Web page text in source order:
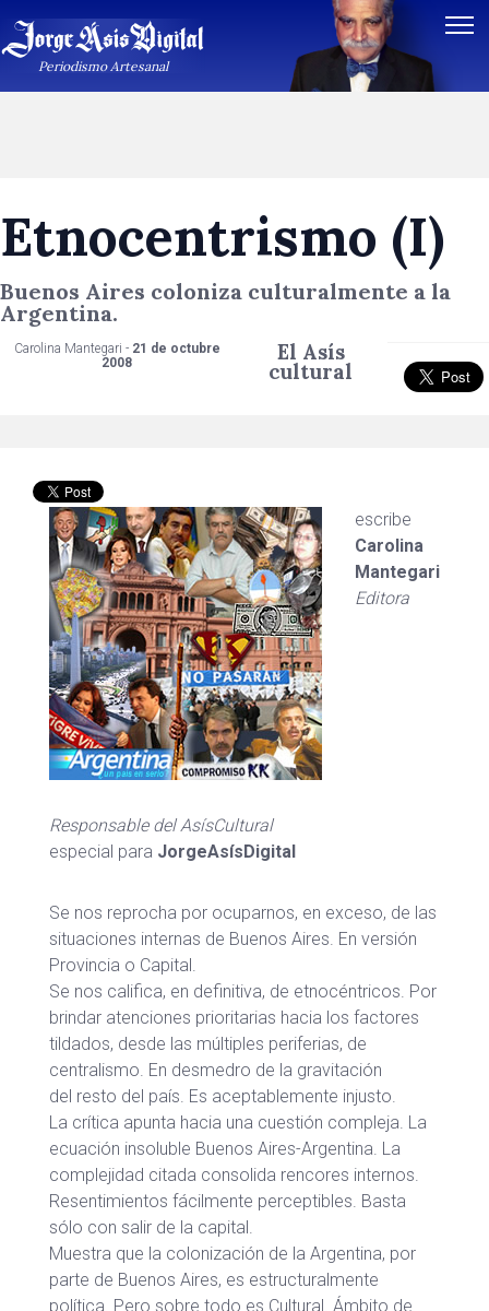
Periodismo Artesanal
Etnocentrismo (I)
Buenos Aires coloniza culturalmente a la
Argentina.
Carolina Mantegari - 21 de octubre
2008
El Asís
cultural
escribe
Carolina
Mantegari
Editora
Responsable del AsísCultural
especial para JorgeAsísDigital
Se nos reprocha por ocuparnos, en exceso, de las
situaciones internas de Buenos Aires. En versión
Provincia o Capital.
Se nos califica, en definitiva, de etnocéntricos. Por
brindar atenciones prioritarias hacia los factores
tildados, desde las múltiples periferias, de
centralismo. En desmedro de la gravitación
del resto del país. Es aceptablemente injusto.
La crítica apunta hacia una cuestión compleja. La
ecuación insoluble Buenos Aires-Argentina. La
complejidad citada consolida rencores internos.
Resentimientos fácilmente perceptibles. Basta
sólo con salir de la capital.
Muestra que la colonización de la Argentina, por
parte de Buenos Aires, es estructuralmente
política. Pero sobre todo es Cultural. Ámbito de